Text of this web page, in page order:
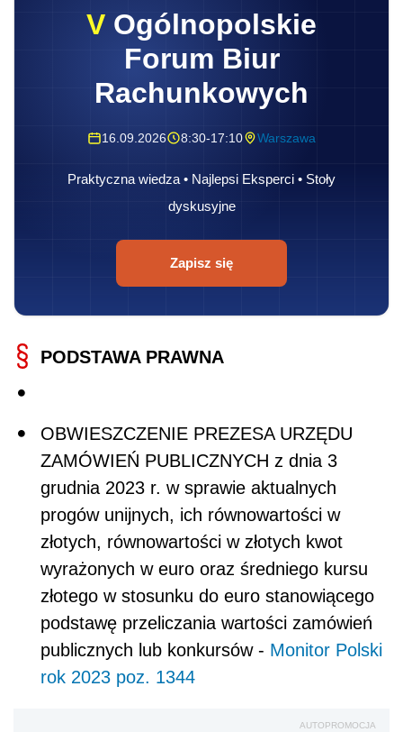
V Ogólnopolskie
Forum Biur
Rachunkowych
16.09.2026 8:30-17:10 Warszawa
Praktyczna wiedza • Najlepsi Eksperci • Stoły
dyskusyjne
Zapisz się
PODSTAWA PRAWNA
OBWIESZCZENIE PREZESA URZĘDU
ZAMÓWIEŃ PUBLICZNYCH z dnia 3
grudnia 2023 r. w sprawie aktualnych
progów unijnych, ich równowartości w
złotych, równowartości w złotych kwot
wyrażonych w euro oraz średniego kursu
złotego w stosunku do euro stanowiącego
podstawę przeliczania wartości zamówień
publicznych lub konkursów - Monitor Polski
rok 2023 poz. 1344
AUTOPROMOCJA